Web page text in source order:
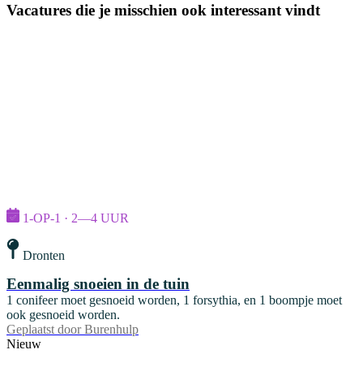
Vacatures die je misschien ook interessant vindt
1-OP-1 · 2—4 UUR
Dronten
Eenmalig snoeien in de tuin
1 conifeer moet gesnoeid worden, 1 forsythia, en 1 boompje moet
ook gesnoeid worden.
Geplaatst door Burenhulp
Nieuw